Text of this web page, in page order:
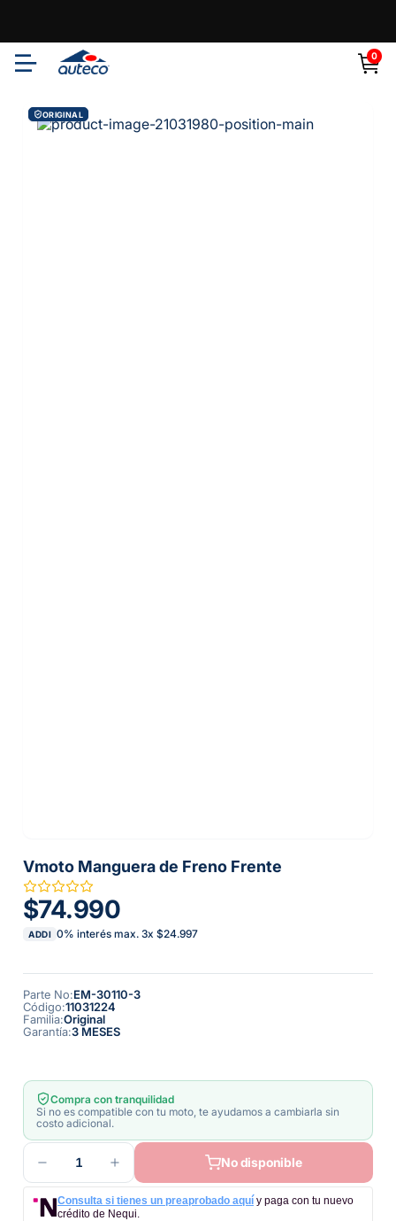
0
ORIGINAL
Vmoto Manguera de Freno Frente
$74.990
ADDI 0% interés max. 3x $24.997
Parte No:EM-30110-3
Código:11031224
Familia:Original
Garantía:3 MESES
Compra con tranquilidad
Si no es compatible con tu moto, te ayudamos a cambiarla sin
costo adicional.
1 No disponible
Consulta si tienes un preaprobado aquí y paga con tu nuevo
crédito de Nequi.